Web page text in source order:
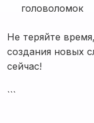
головоломок
Не теряйте
создания новых
сейчас!
```